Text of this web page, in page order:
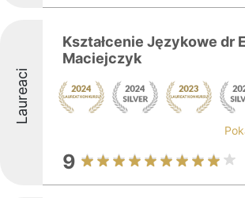
Laureaci
Kształcenie Językowe dr
Maciejczyk
9